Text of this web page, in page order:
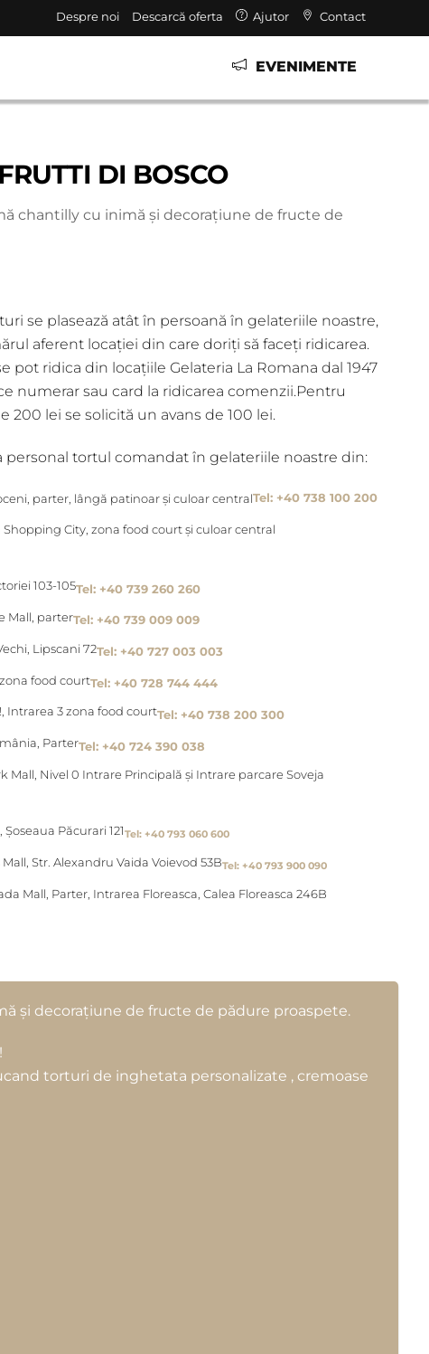
Despre noi Descarcă oferta Ajutor Contact
EVENIMENTE
DI BOSCO
chantilly cu inimă și decorațiune de fructe de
se plasează atât în persoană în gelateriile noastre,
aferent locației din care doriți să faceți ridicarea.
pot ridica din locațiile Gelateria La Romana dal 1947
numerar sau card la ridicarea comenzii.Pentru
200 lei se solicită un avans de 100 lei.
personal tortul comandat în gelateriile noastre din:
parter, lângă patinoar și culoar centralTel: +40 738 100 200
Shopping City, zona food court și culoar central
103-105Tel: +40 739 260 260
Mall, parterTel: +40 739 009 009
Lipscani 72Tel: +40 727 003 003
food courtTel: +40 728 744 444
Intrarea 3 zona food courtTel: +40 738 200 300
ParterTel: +40 724 390 038
Mall, Nivel 0 Intrare Principală și Intrare parcare Soveja
Păcurari 121Tel: +40 793 060 600
Mall, Str. Alexandru Vaida Voievod 53BTel: +40 793 900 090
Mall, Parter, Intrarea Floreasca, Calea Floreasca 246B
și decorațiune de fructe de pădure proaspete.
torturi de inghetata personalizate , cremoase